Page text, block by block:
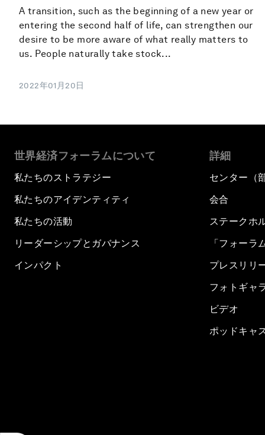
A transition, such as the beginning of a new year or
entering the second half of life, can strengthen our
desire to be more aware of what really matters to
us. People naturally take stock...
2022年01月20日
世界経済フォーラムについて
私たちのストラテジー
私たちのアイデンティティ
私たちの活動
リーダーシップとガバナンス
インパクト
詳細
センター（
会合
ステークホ
「フォーラ
プレスリリ
フォトギャ
ビデオ
ポッドキャ